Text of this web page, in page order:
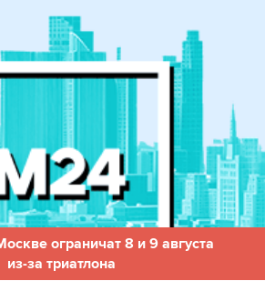
ограничат 8 и 9 августа
из-за триатлона